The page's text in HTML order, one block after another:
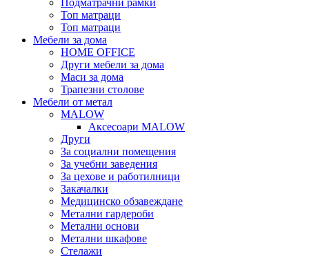
Подматрачни рамки
Топ матраци
Топ матраци
Мебели за дома
HOME OFFICE
Други мебели за дома
Маси за дома
Трапезни столове
Мебели от метал
MALOW
Аксесоари MALOW
Други
За социални помещения
За учебни заведения
За цехове и работилници
Закачалки
Медицинско обзавеждане
Метални гардероби
Метални основи
Метални шкафове
Стелажи